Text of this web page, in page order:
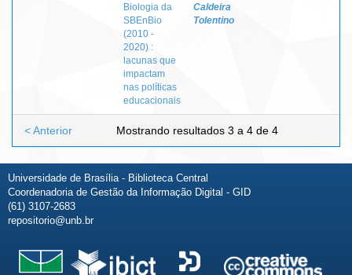
Biologia da
SBEnBio
(2010 -
2020) :
lacunas que
impactam
nas políticas
educacionais
Caldeira
Tolentino
Mostrando resultados 3 a 4 de 4
< Anterior
Universidade de Brasília - Biblioteca Central
Coordenadoria de Gestão da Informação Digital - GID
(61) 3107-2683
repositorio@unb.br